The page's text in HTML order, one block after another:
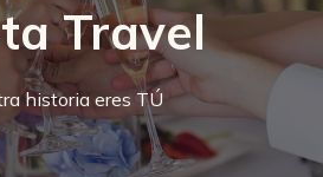
Travel
historia eres TÚ